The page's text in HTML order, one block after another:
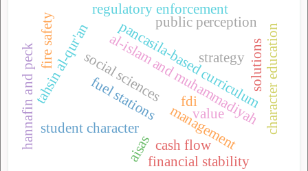
management
social sciences
pancasila-based curriculum
student characteral-islam and muhammadiyah
value
hannafin and pecktahsin al-qur'an
aisas
character education
strategy
regulatory enforcement
public perception
fuel stations
fire safety
financial stability
cash flow
solutions
fdi